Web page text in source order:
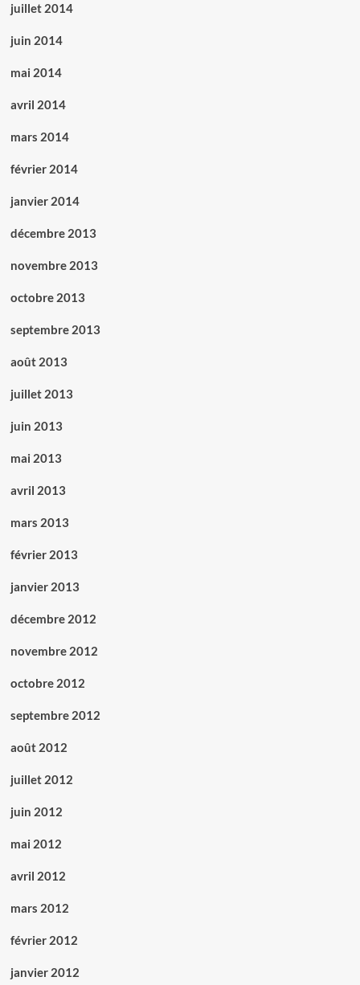
juillet 2014
juin 2014
mai 2014
avril 2014
mars 2014
février 2014
janvier 2014
décembre 2013
novembre 2013
octobre 2013
septembre 2013
août 2013
juillet 2013
juin 2013
mai 2013
avril 2013
mars 2013
février 2013
janvier 2013
décembre 2012
novembre 2012
octobre 2012
septembre 2012
août 2012
juillet 2012
juin 2012
mai 2012
avril 2012
mars 2012
février 2012
janvier 2012